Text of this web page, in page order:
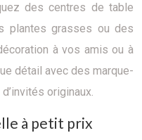
des centres de table
plantes grasses ou des
à vos amis ou à
détail avec des marque-
originaux.
à petit prix